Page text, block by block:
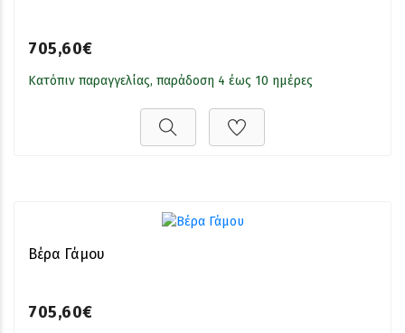
705,60€
Κατόπιν παραγγελίας, παράδοση 4 έως 10 ημέρες
Βέρα Γάμου
705,60€